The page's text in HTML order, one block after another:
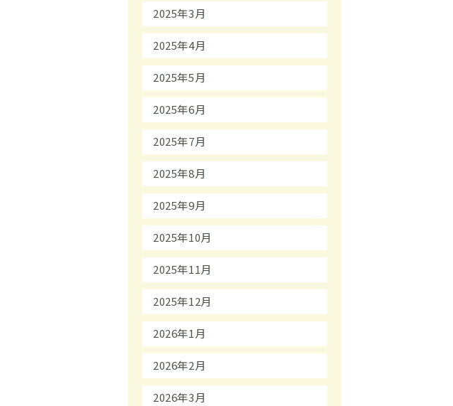
2025年3月
2025年4月
2025年5月
2025年6月
2025年7月
2025年8月
2025年9月
2025年10月
2025年11月
2025年12月
2026年1月
2026年2月
2026年3月